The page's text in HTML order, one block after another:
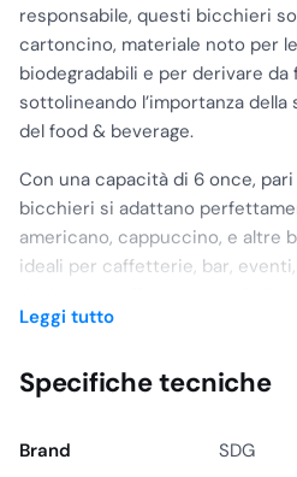
responsabile, questi bicchieri
cartoncino, materiale noto per
biodegradabili e per derivare da
sottolineando l’importanza
del food & beverage.
Con una capacità di 6 once,
bicchieri si adattano
americano, cappuccino, e altre
ideali per caffetterie, bar,
senza compromettere la qualità
Il colore nero e il design
naturale, che si abbina bene
Leggi tutto
Specifiche tecniche
Brand SDG